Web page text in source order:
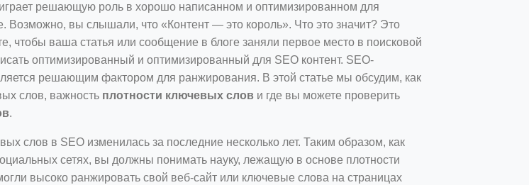
решающую роль в хорошо написанном и оптимизированном для
Возможно, вы слышали, что «Контент — это король». Что это значит? Это
чтобы ваша статья или сообщение в блоге заняли первое место в поисковой
оптимизированный и оптимизированный для SEO контент. SEO-
решающим фактором для ранжирования. В этой статье мы обсудим, как
слов, важность плотности ключевых слов и где вы можете проверить
.
слов в SEO изменилась за последние несколько лет. Таким образом, как
сетях, вы должны понимать науку, лежащую в основе плотности
высоко ранжировать свой веб-сайт или ключевые слова на страницах